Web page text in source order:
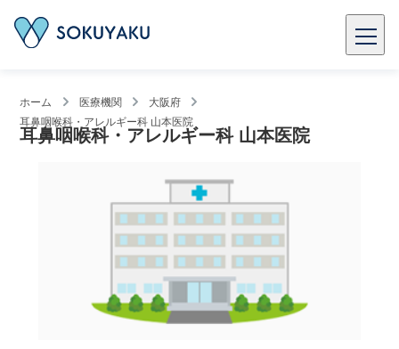
ホーム 医療機関
大阪府
耳鼻咽喉科・アレルギー科 山本医院
耳鼻咽喉科・アレルギー科 山本医院